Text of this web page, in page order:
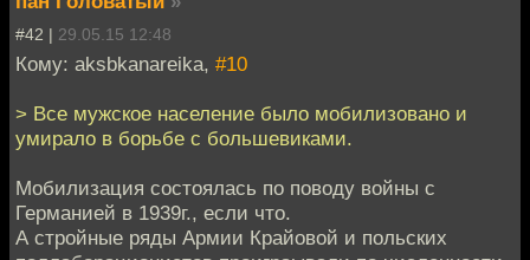
#42 | 29.05.15 12:48
Кому: aksbkanareika, #10
> Все мужское население было мобилизовано и
умирало в борьбе с большевиками.
Мобилизация состоялась по поводу войны с
Германией в 1939г., если что.
А стройные ряды Армии Крайовой и польских